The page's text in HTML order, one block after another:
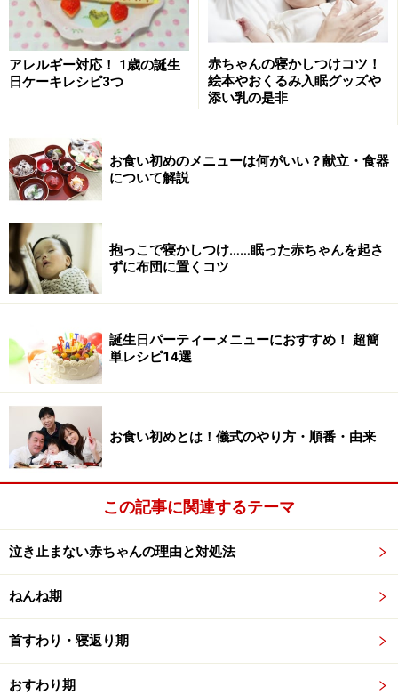
アレルギー対応！ 1歳の誕生
日ケーキレシピ3つ
赤ちゃんの寝かしつけコツ！
絵本やおくるみ入眠グッズや
添い乳の是非
お食い初めのメニューは何がいい？献立・食器
について解説
抱っこで寝かしつけ……眠った赤ちゃんを起さ
ずに布団に置くコツ
誕生日パーティーメニューにおすすめ！ 超簡
単レシピ14選
お食い初めとは！儀式のやり方・順番・由来
この記事に関連するテーマ
泣き止まない赤ちゃんの理由と対処法
ねんね期
首すわり・寝返り期
おすわり期